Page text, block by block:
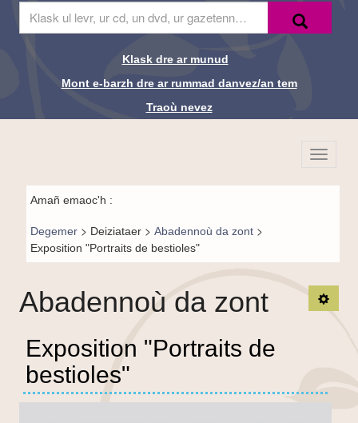
Recherche-
Br
al
Liens de
Klask dre ar munud
Mont e-barzh dre ar rummad danvez/an tem
Traoù nevez
BR-fr
Fil de
navigation-
BR
Amañ emaoc'h :
Degemer > Deiziataer > Abadennoù da zont >
Exposition "Portraits de bestioles"
Abadennoù da zont
Exposition "Portraits de
bestioles"